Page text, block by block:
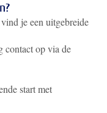
je een uitgebreide
op via de
start met